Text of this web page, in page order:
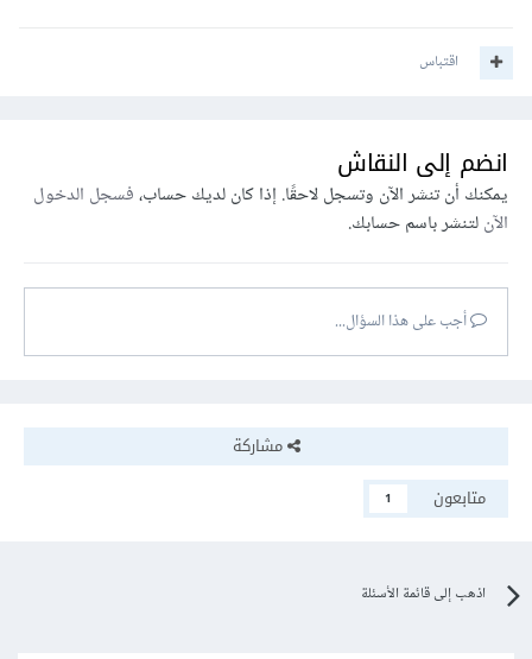
اقتباس
انضم إلى النقاش
يمكنك أن تنشر الآن وتسجل لاحقًا. إذا كان لديك حساب،فسجل الدخول
الآنلتنشر باسم حسابك.
أجب على هذا السؤال...
مشاركة
متابعون
1
اذهب إلى قائمة الأسئلة